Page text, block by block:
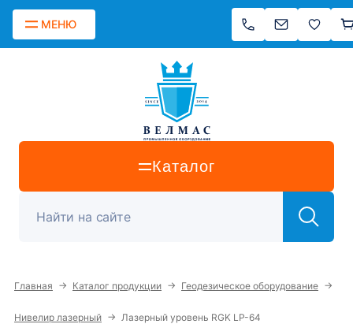
МЕНЮ
Каталог
Главная → Каталог продукции → Геодезическое оборудование →
Нивелир лазерный → Лазерный уровень RGK LP-64